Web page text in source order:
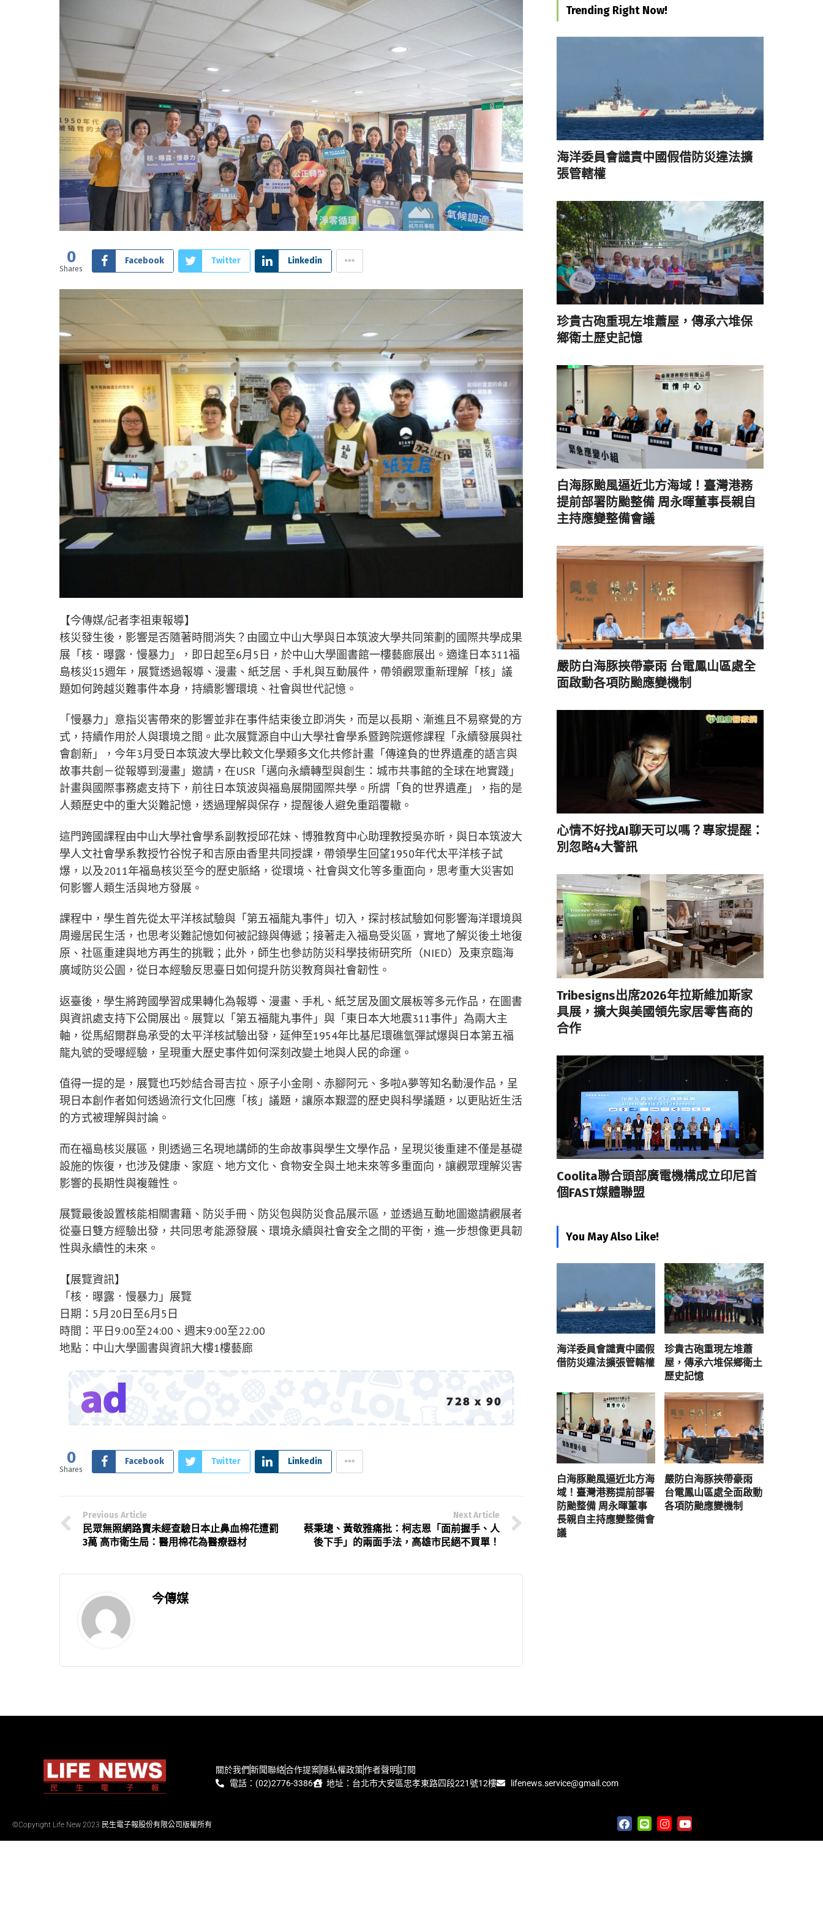
0
Shares
Facebook Twitter Linkedin
【今傳媒/記者李祖東報導】
核災發生後，影響是否隨著時間消失？由國立中山大學與日本筑波大學共同策劃的國際共學成果
展「核．曝露．慢暴力」，即日起至6月5日，於中山大學圖書館一樓藝廊展出。適逢日本311福
島核災15週年，展覽透過報導、漫畫、紙芝居、手札與互動展件，帶領觀眾重新理解「核」議
題如何跨越災難事件本身，持續影響環境、社會與世代記憶。
「慢暴力」意指災害帶來的影響並非在事件結束後立即消失，而是以長期、漸進且不易察覺的方
式，持續作用於人與環境之間。此次展覽源自中山大學社會學系暨跨院選修課程「永續發展與社
會創新」，今年3月受日本筑波大學比較文化學類多文化共修計畫「傳達負的世界遺產的語言與
故事共創－從報導到漫畫」邀請，在USR「邁向永續轉型與創生：城市共事館的全球在地實踐」
計畫與國際事務處支持下，前往日本筑波與福島展開國際共學。所謂「負的世界遺產」，指的是
人類歷史中的重大災難記憶，透過理解與保存，提醒後人避免重蹈覆轍。
這門跨國課程由中山大學社會學系副教授邱花妹、博雅教育中心助理教授吳亦昕，與日本筑波大
學人文社會學系教授竹谷悅子和吉原由香里共同授課，帶領學生回望1950年代太平洋核子試
爆，以及2011年福島核災至今的歷史脈絡，從環境、社會與文化等多重面向，思考重大災害如
何影響人類生活與地方發展。
課程中，學生首先從太平洋核試驗與「第五福龍丸事件」切入，探討核試驗如何影響海洋環境與
周邊居民生活，也思考災難記憶如何被記錄與傳遞；接著走入福島受災區，實地了解災後土地復
原、社區重建與地方再生的挑戰；此外，師生也參訪防災科學技術研究所（NIED）及東京臨海
廣域防災公園，從日本經驗反思臺日如何提升防災教育與社會韌性。
返臺後，學生將跨國學習成果轉化為報導、漫畫、手札、紙芝居及圖文展板等多元作品，在圖書
與資訊處支持下公開展出。展覽以「第五福龍丸事件」與「東日本大地震311事件」為兩大主
軸，從馬紹爾群島承受的太平洋核試驗出發，延伸至1954年比基尼環礁氫彈試爆與日本第五福
龍丸號的受曝經驗，呈現重大歷史事件如何深刻改變土地與人民的命運。
值得一提的是，展覽也巧妙結合哥吉拉、原子小金剛、赤腳阿元、多啦A夢等知名動漫作品，呈
現日本創作者如何透過流行文化回應「核」議題，讓原本艱澀的歷史與科學議題，以更貼近生活
的方式被理解與討論。
而在福島核災展區，則透過三名現地講師的生命故事與學生文學作品，呈現災後重建不僅是基礎
設施的恢復，也涉及健康、家庭、地方文化、食物安全與土地未來等多重面向，讓觀眾理解災害
影響的長期性與複雜性。
展覽最後設置核能相關書籍、防災手冊、防災包與防災食品展示區，並透過互動地圖邀請觀展者
從臺日雙方經驗出發，共同思考能源發展、環境永續與社會安全之間的平衡，進一步想像更具韌
性與永續性的未來。
【展覽資訊】
「核．曝露．慢暴力」展覽
日期：5月20日至6月5日
時間：平日9:00至24:00、週末9:00至22:00
地點：中山大學圖書與資訊大樓1樓藝廊
0
Shares
Facebook Twitter Linkedin
Previous Article
民眾無照網路賣未經查驗日本止鼻血棉花遭罰
3萬 高市衛生局：醫用棉花為醫療器材
Next Article
蔡秉璁、黃敬雅痛批：柯志恩「面前握手、人
後下手」的兩面手法，高雄市民絕不買單！
今傳媒
Trending Right Now!
海洋委員會譴責中國假借防災違法擴
張管轄權
珍貴古砲重現左堆蕭屋，傳承六堆保
鄉衛土歷史記憶
白海豚颱風逼近北方海域！臺灣港務
提前部署防颱整備 周永暉董事長親自
主持應變整備會議
嚴防白海豚挾帶豪雨 台電鳳山區處全
面啟動各項防颱應變機制
心情不好找AI聊天可以嗎？專家提醒：
別忽略4大警訊
Tribesigns出席2026年拉斯維加斯家
具展，擴大與美國領先家居零售商的
合作
Coolita聯合頭部廣電機構成立印尼首
個FAST媒體聯盟
You May Also Like!
海洋委員會譴責中國假
借防災違法擴張管轄權
珍貴古砲重現左堆蕭
屋，傳承六堆保鄉衛土
歷史記憶
白海豚颱風逼近北方海
域！臺灣港務提前部署
防颱整備 周永暉董事
長親自主持應變整備會
議
嚴防白海豚挾帶豪雨
台電鳳山區處全面啟動
各項防颱應變機制
關於我們新聞聯絡合作提案隱私權政策作者聲明訂閱
電話：(02)2776-3386
地址：台北市大安區忠孝東路四段221號12樓 lifenews.service@gmail.com
©Copyright Life New 2023 民生電子報股份有限公司版權所有